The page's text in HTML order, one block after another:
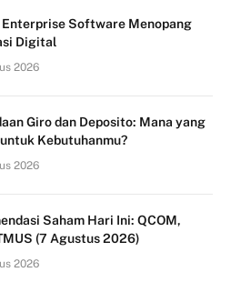
Enterprise Software Menopang
Digital
2026
Giro dan Deposito: Mana yang
Kebutuhanmu?
2026
Saham Hari Ini: QCOM,
(7 Agustus 2026)
2026